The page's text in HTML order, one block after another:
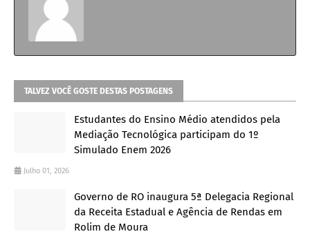
TALVEZ VOCÊ GOSTE DESTAS POSTAGENS
Estudantes do Ensino Médio atendidos pela
Mediação Tecnológica participam do 1º
Simulado Enem 2026
Julho 01, 2026
Governo de RO inaugura 5ª Delegacia Regional
da Receita Estadual e Agência de Rendas em
Rolim de Moura